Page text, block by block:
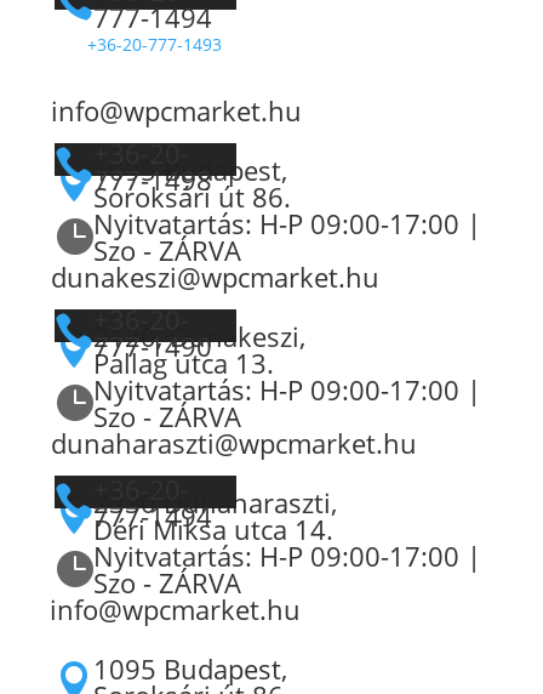
info@wpcmarket.hu
777-1494
+36-20-777-1493
1095 Budapest,
Soroksári út 86.
Nyitvatartás: H-P 09:00-17:00 |
Szo - ZÁRVA
dunakeszi@wpcmarket.hu
+36-20-
777-1498
2120, Dunakeszi,
Pallag utca 13.
Nyitvatartás: H-P 09:00-17:00 |
Szo - ZÁRVA
dunaharaszti@wpcmarket.hu
+36-20-
777-1490
2330 Dunaharaszti,
Déri Miksa utca 14.
Nyitvatartás: H-P 09:00-17:00 |
Szo - ZÁRVA
info@wpcmarket.hu
777-1494
 1095 Budapest,